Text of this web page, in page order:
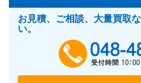
お見積、ご相談、大量買取
い。